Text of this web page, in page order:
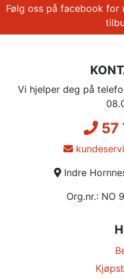
Følg oss på facebook for
Vi hjelper deg på
57
Indre
Org.nr.: NO